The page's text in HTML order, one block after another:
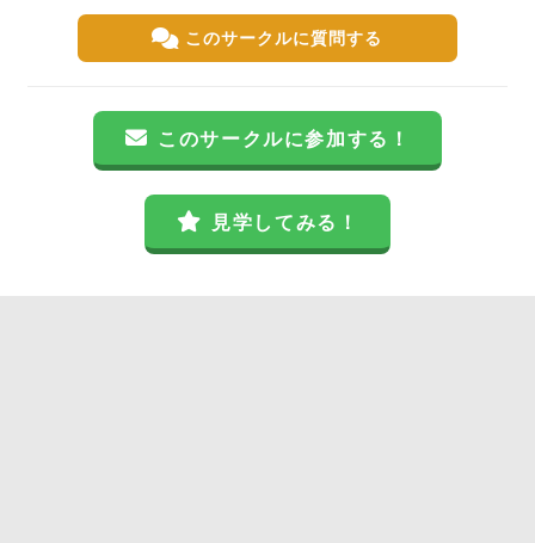
このサークルに質問する
このサークルに参加する！
見学してみる！